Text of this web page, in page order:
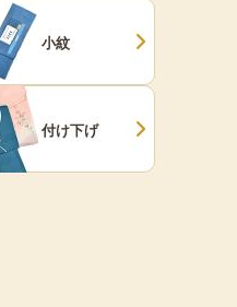
小紋
付け下げ